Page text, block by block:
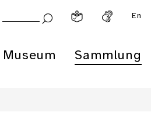
En
Museum Sammlung